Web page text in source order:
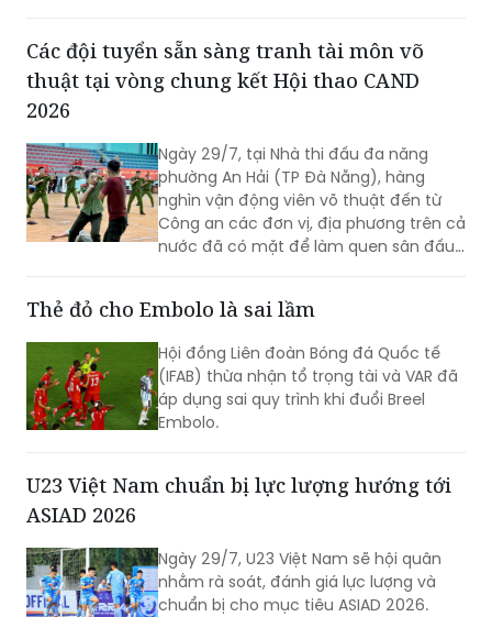
Các đội tuyển sẵn sàng tranh tài môn võ
thuật tại vòng chung kết Hội thao CAND
2026
Ngày 29/7, tại Nhà thi đấu đa năng
phường An Hải (TP Đà Nẵng), hàng
nghìn vận động viên võ thuật đến từ
Công an các đơn vị, địa phương trên cả
nước đã có mặt để làm quen sân đấu,
vào thi đấu tại Vòng Chung kết Hội thao
nhân dân (CAND)năm 2026.
Thẻ đỏ cho Embolo là sai lầm
Hội đồng Liên đoàn Bóng đá Quốc tế
(IFAB) thừa nhận tổ trọng tài và VAR đã
áp dụng sai quy trình khi đuổi Breel
Embolo.
U23 Việt Nam chuẩn bị lực lượng hướng tới
ASIAD 2026
Ngày 29/7, U23 Việt Nam sẽ hội quân
nhằm rà soát, đánh giá lực lượng và
chuẩn bị cho mục tiêu ASIAD 2026.